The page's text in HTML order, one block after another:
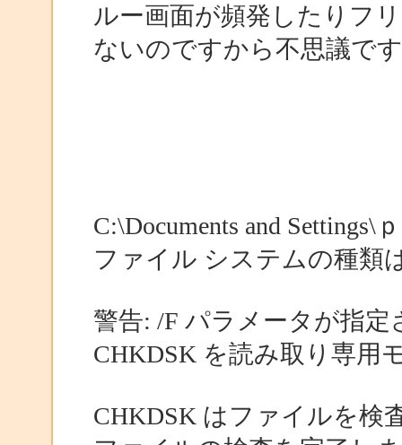
ルー画面が頻発したりフ
ないのですから不思議で
C:\Documents and Settings\
ファイル システムの種類
警告: /F パラメータが指
CHKDSK を読み取り専用
CHKDSK はファイルを検